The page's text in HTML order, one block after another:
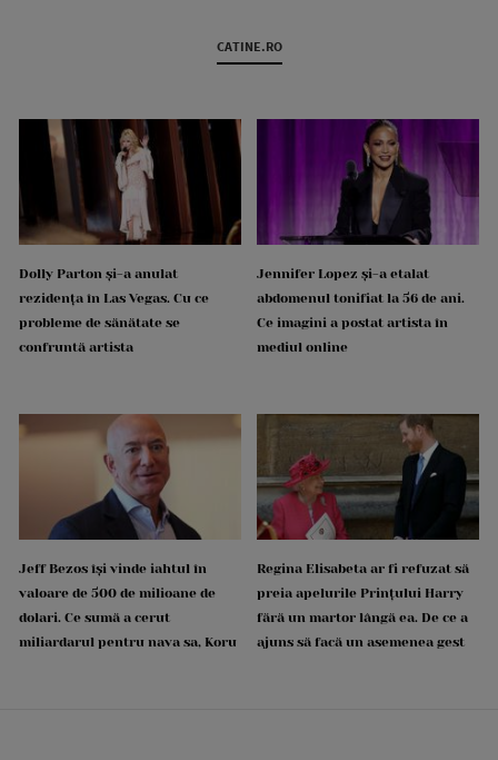
CATINE.RO
Dolly Parton și-a anulat
rezidența în Las Vegas. Cu ce
probleme de sănătate se
confruntă artista
Jennifer Lopez și-a etalat
abdomenul tonifiat la 56 de ani.
Ce imagini a postat artista în
mediul online
Jeff Bezos își vinde iahtul în
valoare de 500 de milioane de
dolari. Ce sumă a cerut
miliardarul pentru nava sa, Koru
Regina Elisabeta ar fi refuzat să
preia apelurile Prințului Harry
fără un martor lângă ea. De ce a
ajuns să facă un asemenea gest